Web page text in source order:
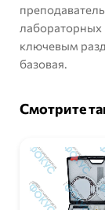
лабораторных
ключевым
базовая.
Смотрите